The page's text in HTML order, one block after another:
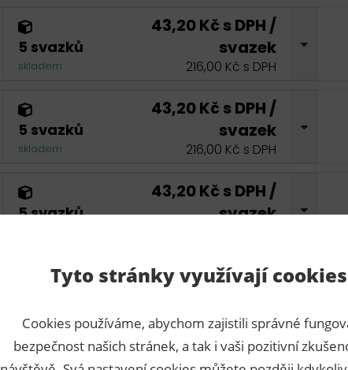
5 svazků
skladem
43,20 Kč s DPH /
svazek
216,00 Kč s DPH
5 svazků
skladem
43,20 Kč s DPH /
svazek
216,00 Kč s DPH
5 svazků
43,20 Kč s DPH /
svazek
43,20 Kč s DPH /
216,00 Kč s DPH
43,20 Kč s DPH /
Tyto stránky využívají cookies
Cookies používáme, abychom zajistili správné
bezpečnost našich stránek, a tak i vaši pozitivní